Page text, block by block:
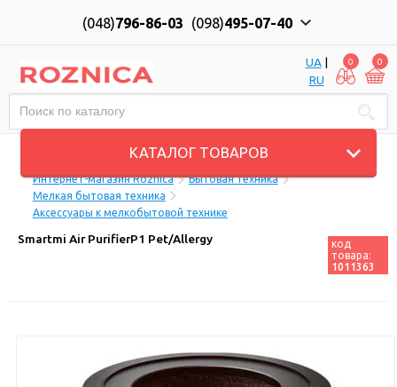
(048)796-86-03 (098)495-07-40
UA|
RU
0 0
КАТАЛОГ ТОВАРОВ
Интернет-магазин Roznica
Бытовая техника
Мелкая бытовая техника
Аксессуары к мелкобытовой технике
Smartmi Air PurifierP1 Pet/Allergy
код
товара:
1011363